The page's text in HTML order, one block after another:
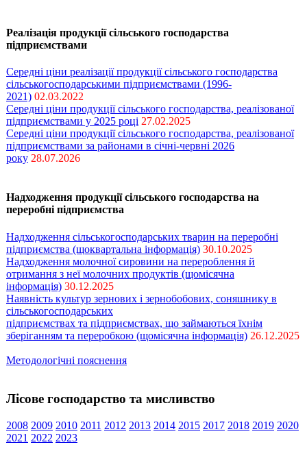
Реалізація продукції сільського господарства
підприємствами
Середні ціни реалізації продукції сільського господарства
сільськогосподарськими підприємствами (1996-
2021) 02.03.2022
Середні ціни продукції сільського господарства, реалізованої
підприємствами у 2025 році 27.02.2025
Середні ціни продукції сільського господарства, реалізованої
підприємствами за районами в січні-червні 2026
року 28.07.2026
Надходження продукції сільського господарства на
переробні підприємства
Надходження сільськогосподарських тварин на переробні
підприємства (щоквартальна інформація) 30.10.2025
Надходження молочної сировини на перероблення й
отримання з неї молочних продуктів (щомісячна
інформація) 30.12.2025
Наявність культур зернових і зернобобових, соняшнику в
сільськогосподарських
підприємствах та підприємствах, що займаються їхнім
зберіганням та переробкою (щомісячна інформація) 26.12.2025
Методологічні пояснення
Лісове господарство та мисливство
2008 2009 2010 2011 2012 2013 2014 2015 2017 2018 2019 2020
2021 2022 2023